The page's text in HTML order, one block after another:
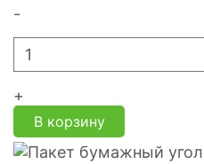
-
+
В корзину